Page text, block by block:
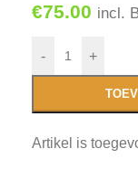
€75.00 incl.
- +
Artikel is